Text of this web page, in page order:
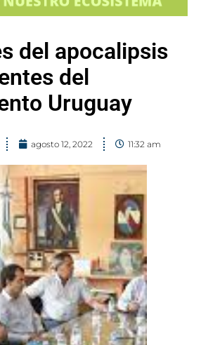
del apocalipsis
del
Uruguay
agosto 12, 2022 11:32 am